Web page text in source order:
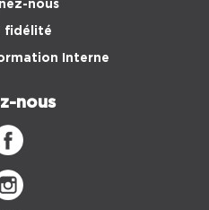
nous
fidélité
Interne
nous